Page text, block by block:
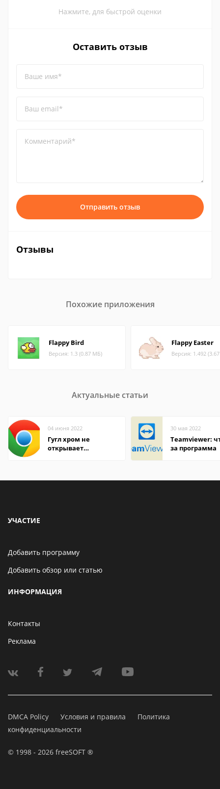
Нажмите, для быстрой оценки
Оставить отзыв
Ваше имя*
Ваш email*
Комментарий*
Отправить отзыв
Отзывы
Похожие приложения
Flappy Bird
Версия: 1.3 (0.87 МБ)
Flappy Easter
Версия: 1.492
Актуальные статьи
04 июня 2022
Гугл хром не
открывает
30 мая 2022
Teamviewer:
за программа
УЧАСТИЕ
Добавить программу
Добавить обзор или статью
ИНФОРМАЦИЯ
Контакты
Реклама
DMCA Policy Условия и правила
Политика
конфиденциальности
© 1998 - 2026 freeSOFT ®